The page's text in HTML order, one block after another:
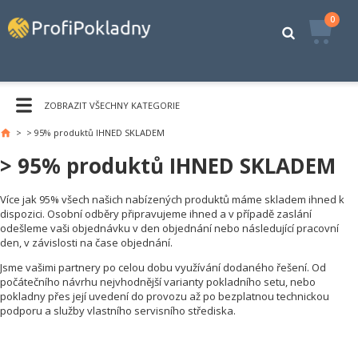
0
ZOBRAZIT VŠECHNY KATEGORIE
stránka
> > 95% produktů IHNED SKLADEM
> 95% produktů IHNED SKLADEM
Více jak 95% všech našich nabízených produktů máme skladem ihned k
dispozici. Osobní odběry připravujeme ihned a v případě zaslání
odešleme vaši objednávku v den objednání nebo následující pracovní
den, v závislosti na čase objednání.
Jsme vašimi partnery po celou dobu využívání dodaného řešení. Od
počátečního návrhu nejvhodnější varianty pokladního setu, nebo
pokladny přes její uvedení do provozu až po bezplatnou technickou
podporu a služby vlastního servisního střediska.